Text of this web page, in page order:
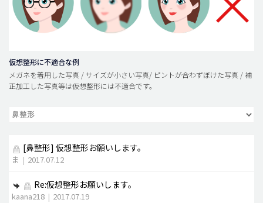
仮想整形に不適合な例
メガネを着用した写真 / サイズが小さい写真/ ピントが合わずぼけた写真 / 補
正加工した写真等は仮想整形には不適合です。
[鼻整形] 仮想整形お願いします。
ま | 2017.07.12
Re:仮想整形お願いします。
kaana218 | 2017.07.19